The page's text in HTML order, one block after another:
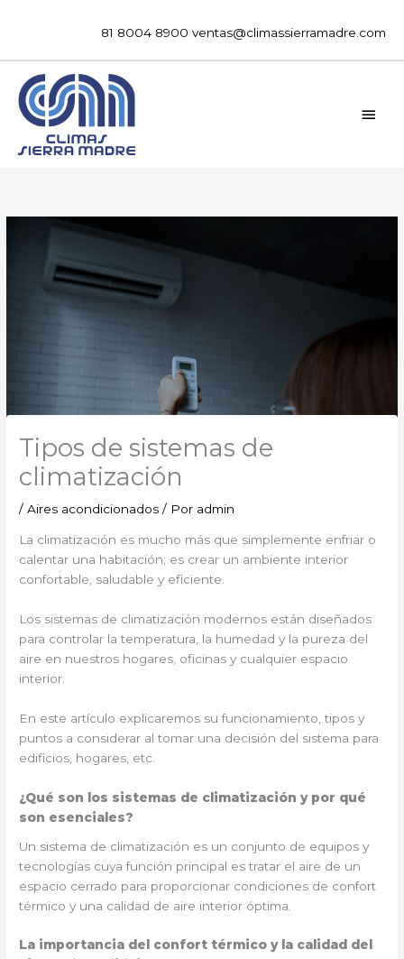
81 8004 8900 ventas@climassierramadre.com
Tipos de sistemas de
climatización
/Aires acondicionados / Por admin
La climatización es mucho más que simplemente enfriar o
calentar una habitación; es crear un ambiente interior
confortable, saludable y eficiente.
Los sistemas de climatización modernos están diseñados
para controlar la temperatura, la humedad y la pureza del
aire en nuestros hogares, oficinas y cualquier espacio
interior.
En este artículo explicaremos su funcionamiento, tipos y
puntos a considerar al tomar una decisión del sistema para
edificios, hogares, etc.
¿Qué son los sistemas de climatización y por qué
son esenciales?
Un sistema de climatización es un conjunto de equipos y
tecnologías cuya función principal es tratar el aire de un
espacio cerrado para proporcionar condiciones de confort
térmico y una calidad de aire interior óptima.
La importancia del confort térmico y la calidad del